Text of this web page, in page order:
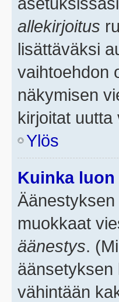
allekirjoitus
lisättäväksi
vaihtoehdon
näkymisen
kirjoitat uutta
Ylös
Kuinka
muokkaat
äänestys.
äänsetyksen
vähintään